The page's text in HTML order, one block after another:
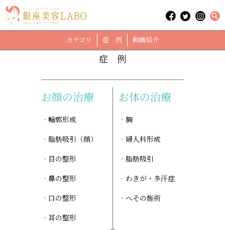
カテゴリ 症 例 動画紹介
「鼻柱形成」に関する記事
case
症 例
お顔の治療
輪郭形成
脂肪吸引（顔）
目の整形
鼻の整形
口の整形
耳の整形
お体の治療
胸
婦人科形成
脂肪吸引
わきが・多汗症
へその施術